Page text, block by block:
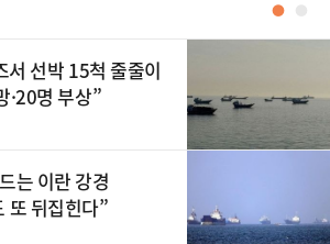
●
서 선박 15척 줄줄이
명 부상”
는 이란 강경
뒤집힌다”